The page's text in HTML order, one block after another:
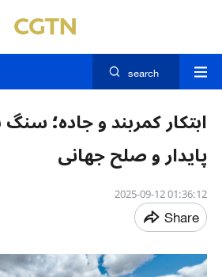
search
ابتکار کمربند و جاده؛
پایدار و صلح جهانی
01:36:12 2025-09-12
Share